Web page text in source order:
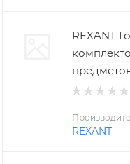
REXANT
REXANT